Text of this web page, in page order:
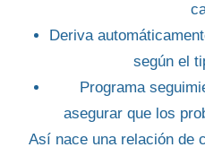
Deriva
según el
Programa
asegurar que los
Así nace una relación de